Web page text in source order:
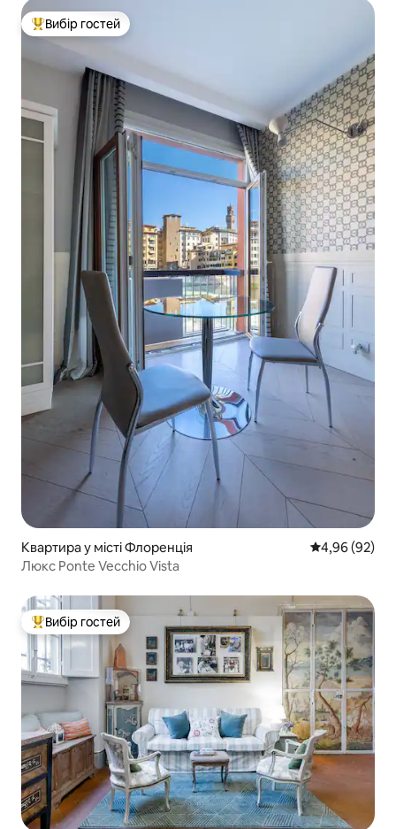
Топ вибір гостей
Вибір гостей
Квартира у місті Флоренція Середня
4,96 (92)
Люкс Ponte Vecchio Vista
Топ вибір гостей
Вибір гостей